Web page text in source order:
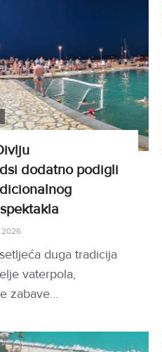
dodatno podigli
duga tradicija
vaterpola,
zabave…